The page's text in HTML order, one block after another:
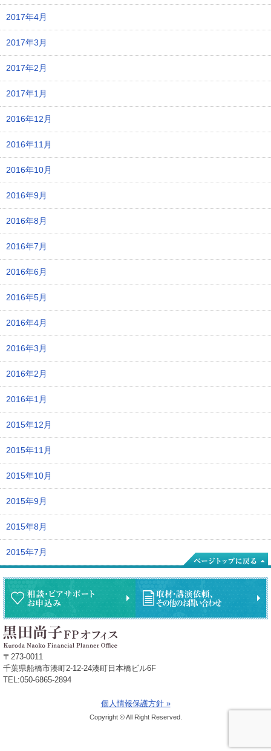
2017年4月
2017年3月
2017年2月
2017年1月
2016年12月
2016年11月
2016年10月
2016年9月
2016年8月
2016年7月
2016年6月
2016年5月
2016年4月
2016年3月
2016年2月
2016年1月
2015年12月
2015年11月
2015年10月
2015年9月
2015年8月
2015年7月
〒273-0011
千葉県船橋市湊町2-12-24湊町日本橋ビル6F
TEL:050-6865-2894
個人情報保護方針 »
Copyright © All Right Reserved.